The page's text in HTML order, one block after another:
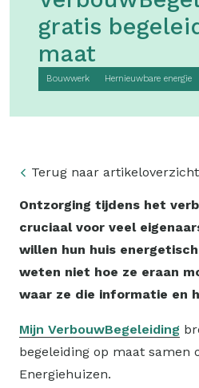
gratis
maat
Bouwwerk Hernieuwbare energie
Terug naar artikeloverzicht
Ontzorging tijdens het
cruciaal voor veel
willen hun huis
weten niet hoe ze eraan
waar ze die informatie en
Mijn VerbouwBegeleiding
begeleiding op maat samen
Energiehuizen.